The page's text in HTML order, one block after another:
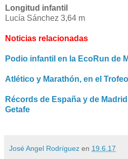
Longitud infantil
Lucía Sánchez 3,64 m
Noticias relacionadas
Podio infantil en la EcoRun de
Atlético y Marathón, en el
Récords de España y de
Getafe
José Angel Rodríguez en 19.6.17